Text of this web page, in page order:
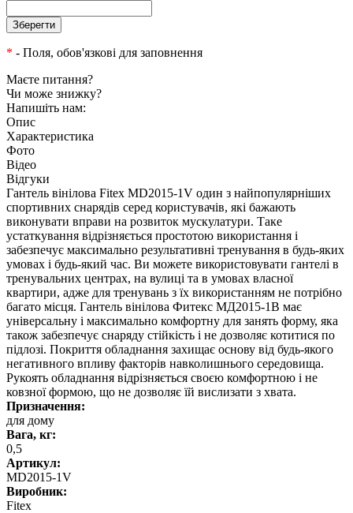
* - Поля, обов'язкові для заповнення
Маєте питання?
Чи може знижку?
Напишіть нам:
Опис
Характеристика
Фото
Відео
Відгуки
Гантель вінілова Fitex MD2015-1V один з найпопулярніших
спортивних снарядів серед користувачів, які бажають
виконувати вправи на розвиток мускулатури. Таке
устаткування відрізняється простотою використання і
забезпечує максимально результативні тренування в будь-яких
умовах і будь-який час. Ви можете використовувати гантелі в
тренувальних центрах, на вулиці та в умовах власної
квартири, адже для тренувань з їх використанням не потрібно
багато місця. Гантель вінілова Фитекс МД2015-1В має
універсальну і максимально комфортну для занять форму, яка
також забезпечує снаряду стійкість і не дозволяє котитися по
підлозі. Покриття обладнання захищає основу від будь-якого
негативного впливу факторів навколишнього середовища.
Рукоять обладнання відрізняється своєю комфортною і не
ковзної формою, що не дозволяє їй вислизати з хвата.
Призначення:
для дому
Вага, кг:
0,5
Артикул:
MD2015-1V
Виробник:
Fitex